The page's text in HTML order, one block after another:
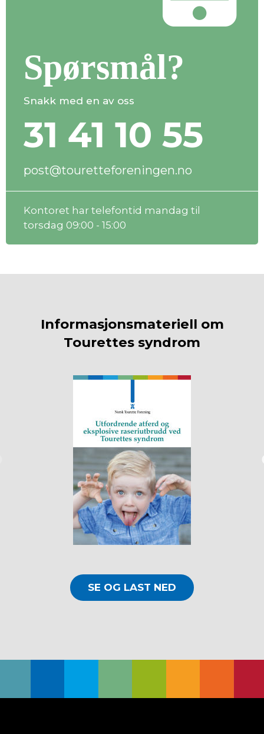
Spørsmål?
Snakk med en av oss
31 41 10 55
post@touretteforeningen.no
Kontoret har telefontid mandag til
torsdag 09:00 - 15:00
Informasjonsmateriell om
Tourettes syndrom
SE OG LAST NED